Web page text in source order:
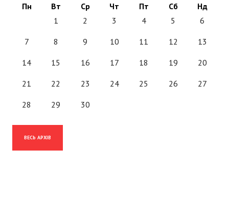
Пн Вт Ср Чт Пт Сб
Нд
1
2 3 4 5 6
7 8 9 10 11 12 13
14 15 16 17 18 19 20
21 22 23 24 25 26 27
28 29 30
ВЕСЬ АРХІВ